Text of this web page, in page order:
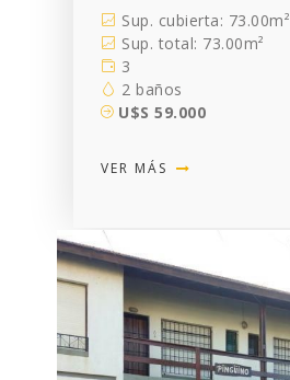
Sup. cubierta: 73.00m²
Sup. total: 73.00m²
3
2 baños
U$S 59.000
VER MÁS